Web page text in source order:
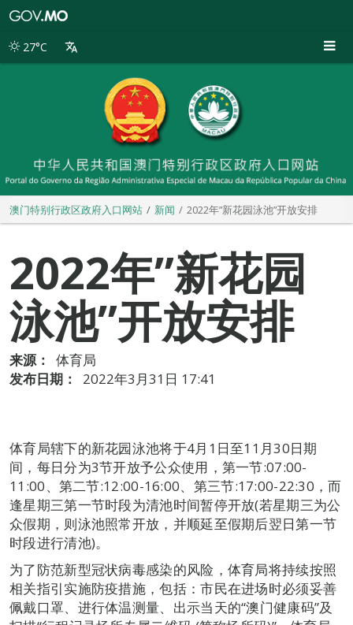
别
27°C
澳门特别行政区政府入口网站 新闻 2022年”新花园泳池”开放安排
2022年”新花园
泳池”开放安排
来源：
体育局
发布日期：
2022年3月31日 17:41
体育局辖下的新花园泳池将于4月1日至11月30日期
间，每日分为3节开放予公众使用，第一节:07:00-
11:00、第二节:12:00-16:00、第三节:17:00-22:30，而
逢星期三第一节时段为清池时间暂停开放(若星期三为公
众假期，则泳池照常开放，并顺延至假期后翌日第一节
时段进行清池)。
为了防范新型冠状病毒感染的风险，体育局将持续按照
相关指引实施防疫措施，包括：市民在进场时必须妥善
佩戴口罩、进行体温测量、出示当天的“澳门健康码”及